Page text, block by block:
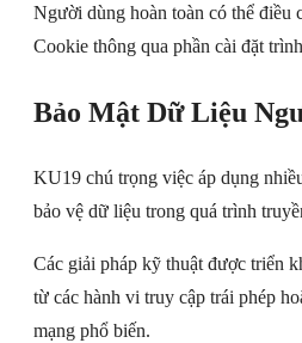
Người dùng hoàn toàn có thể điều
Cookie thông qua phần cài đặt
Bảo Mật Dữ Liệu
KU19 chú trọng việc áp dụng
bảo vệ dữ liệu trong quá trình
Các giải pháp kỹ thuật được triển
từ các hành vi truy cập trái phép
mạng phổ biến.